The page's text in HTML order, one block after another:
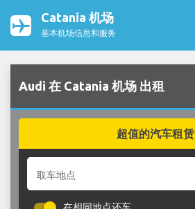
Catania 机场
基本机场信息和服务
Audi 在 Catania 机场 出租
超值的汽车租赁
取车地点